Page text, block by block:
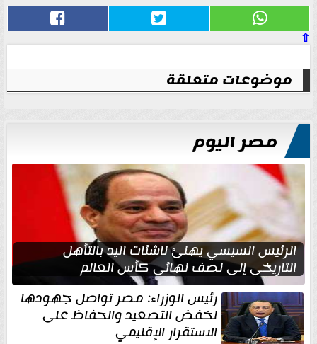
⇧
موضوعات متعلقة
مصر اليوم
الرئيس السيسي يهنئ ناشئات اليد بالتأهل
التاريخي إلى نصف نهائي كأس العالم
رئيس الوزراء: مصر تواصل جهودها
لخفض التصعيد والحفاظ على
الاستقرار الإقليمي